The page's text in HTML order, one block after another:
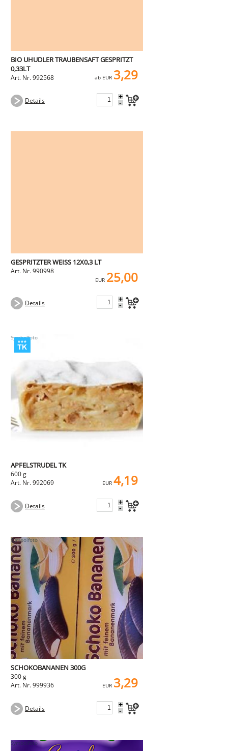
BIO UHUDLER TRAUBENSAFT GESPRITZT
0,33LT
Art. Nr. 992568 ab EUR 3,29
Details +
-
GESPRITZTER WEISS 12X0,3 LT
Art. Nr. 990998
EUR 25,00
Details +
-
APFELSTRUDEL TK
600 g
Art. Nr. 992069
EUR 4,19
Details +
-
SCHOKOBANANEN 300G
300 g
Art. Nr. 999936
EUR 3,29
Details +
-